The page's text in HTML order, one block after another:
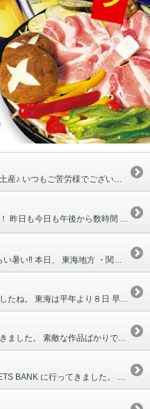
先程、温泉の湯汲み帰りの支配人からお土産♪ いつもご苦労様でございます。 「道の駅 鳳来三河三石」 の ❝みたらし団子❞ (＾₀＾) メイクさんたちと分けて、美味しく頂きました‼ 「ごちそうさまでした」 -------------------------------------------------------------------------- さてさて、今日は久しぶりに朝から晴れてます☀ ・・・ということは、ビアガーデン営業決定ですね♪ 今年はあえてＯＰＥＮを梅雨が明けてからにしたのに、 ずっと天候が悪くて中止ばかり・・・。 たくさんご予約頂いていた日に大雨だった日は本当にガッカリでした😞 本日を含め、最終日の９／１７(土)までの(金)(土)は全部 晴れますよう～に！！！！ 開放的な屋上で冷え冷えビール🍺とブタジスカン(ＢＢＱ) いかがでしょうか？？ まだまだどの日もお席ございますので ご予約お待ちしております。
急に空が暗くなり・・大粒の雨と雷！！！ 昨日も今日も午後から数時間 ザーザーゴロゴロ凄かったです⛈ 恒例のビアガーデンですが、今年は明日７月８日(金)からＯＰＥＮです。 毎年何故かＯＰＥＮ初日が雨で中止になることが多いので、今年は梅雨が明けてからの ＯＰＥＮにしてみたのですが、やっぱり今年も初日のお天気が微妙な感じ😞 「雨の場合はどうなりますか？」のお問い合わせが多くありますので、 こちらにも載せておきます。 ビアガーデンの会場が ホテルの屋上になりますので、屋根がなく、雨天は中止となります。 ご予約のお客様にはスタッフが順に中止のご連絡をさせていただきます。 微妙な天気の日は、ビア責任者が１５時を目処に開催する しないを決定するようにしておりますが、状況により決定がもう少し遅くなってしまう日もあります。 決定次第ホームページにも載せますが、その他 お問い合わせはお気軽にお電話ください。
今日は暑い‼ まだ６月とは思えないくらい暑い‼ 本日、 東海地方 ・関東甲信・九州南部の梅雨明けが発表されましたね。 平年より早く、期間も史上最短の梅雨明けだそう(*₀*) 今年の夏は、猛暑や水不足、そして 電力不足・・・ 節電にご協力をと言いつつ、熱中症対策もありエアコンを使わないと危険な気温。 小中高の体育の授業、外で仕事をする業種の方々、くれぐれも熱中症等 体調崩されないよう お気を付け下さい。 ＊＊＊＊＊＊＊＊＊＊＊＊＊＊＊＊＊＊＊＊＊＊＊＊＊＊＊＊＊＊＊＊＊＊＊＊＊＊＊＊＊＊＊ いそのホテルは、恒例の屋上ビアガーデン🍺を７／８(金)からＯＰＥＮ致します。 暑い中、ブタジスカン（豚肉ＢＢＱ）を楽しみながら、冷え冷えビール🍺をグビグビ（＾＾） まだコロナ感染対策をしながらではありますが、開放的な屋上で楽しい時間を お過ごしいただけましたら幸いです。 ＼予約受付中／ ビアガーデン営業時間外は、ホテルのフロントに転送されますので フロントスタッフにお知らせ下さい。
中国・近畿・東海・北陸 梅雨入りしましたね。 東海は平年より８日 早いそうです。 じめじめしてスッキリしない時期ですが、 体調崩さないよう気を付けましょう。 さて、画像を載せましたが この 『 なごやんみたいなパン 』 ご存じですか？？ ６/１～７/３１までPascoからの限定販売。 スーパーで見つけて、つい買ってしまいました。 見た目も本当にでっかい『 なごやん 』（笑） 黄味あん＋ホイップクリームの組み合わせは 結構甘かったので 好き嫌いが分かれるかもしれませんが、私は美味しく頂きました♪ 気になった方、どこかで見つけたら是非食べてみて下さい ‼ ＳＮＳにもたくさんＵＰされていますよ(＾＾)
母の知人の方が開かれた初個展へ行ってきました。 素敵な作品ばかりで心が豊かになりました。 こういうＡＲＴに触れるのも大事ですね・・・ 場所は、浜松市南区卸商団地にある ＮＡＫＡＴＡＪＩＭＡＲＴ (ナカタジマート) 内。 ここには、うなぎいもを使用したスイーツやドリンク・アイス等が楽しめるカフェと 地元浜松産の商品や雑貨が並んでいます。 ご存じの方もいらっしゃるかもしれませんが、 旧うなぎいも王国カフェを 2021.10月に リニューアル。 地名の ＮＡＫＡＴＡＪＩＭＡ (中田島)と ＭＡＲＴ と AＲＴ を融合させた お店です。 個展はそのお店の一角にあるフリースペースで。 店内でアイスも食べてきました。添えられた うなぎいもチップス美味しかったです♪ 素敵な作品を見て、カフェでのんびりして、スイーツ買って・・・ 有意義な休日を過ごせました。 ※ 『うなぎいも』 とは ？？？←こちらをクリック‼ ※
５／４㈬ 浜松市中区神田町にある SWEETS BANK に行ってきました。 家族団欒の象徴であるダイニングテーブルを １３倍にスケールアウト (*_*) 上から見るとこんな感じ →→→→→→→ 車で通ると急に大きなイスが見えてきます。 GWもあってか駐車場は満車で、 臨時駐車場へ案内されました。 ロンブー淳さんのCMの影響なのか 県外からの車がたくさん！！ スイーツショップへ入る最後尾は入口の外まで続いていて、ランチも1時間以上待ち。すごい人気♪ ランチメニューは毎日変わるそう!! 嬉しいですね♪ (※詳しくはHP内【とらとふうせん】DELI LUNCHIをご覧下さい) あと 春華堂 さん系列でいうと・・・ 西区に うなぎパイファクトリー 浜北区に nicoe(ニコエ) があります。 ●カカオの雫 ●お徳用のチャック付き袋に入った「うなぎパイ」 （割れていたり焼き具合もそれぞれですが問題なし♥） 個人的にはおススメ☆彡 機会がございましたら是非３か所制覇してみて下さい。 うなぎパイを筆頭に春華堂さんの商品が好きな方にはたまりません！！！